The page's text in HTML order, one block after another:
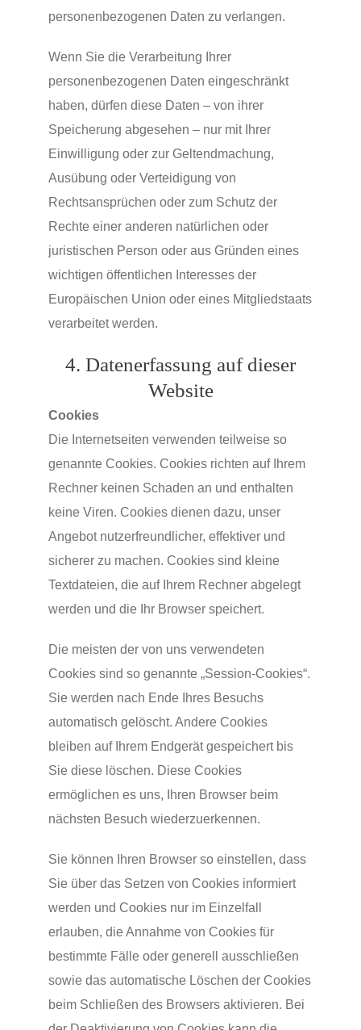
personenbezogenen Daten zu verlangen.
Wenn Sie die Verarbeitung Ihrer
personenbezogenen Daten eingeschränkt
haben, dürfen diese Daten – von ihrer
Speicherung abgesehen – nur mit Ihrer
Einwilligung oder zur Geltendmachung,
Ausübung oder Verteidigung von
Rechtsansprüchen oder zum Schutz der
Rechte einer anderen natürlichen oder
juristischen Person oder aus Gründen eines
wichtigen öffentlichen Interesses der
Europäischen Union oder eines Mitgliedstaats
verarbeitet werden.
4. Datenerfassung auf dieser
Website
Cookies
Die Internetseiten verwenden teilweise so
genannte Cookies. Cookies richten auf Ihrem
Rechner keinen Schaden an und enthalten
keine Viren. Cookies dienen dazu, unser
Angebot nutzerfreundlicher, effektiver und
sicherer zu machen. Cookies sind kleine
Textdateien, die auf Ihrem Rechner abgelegt
werden und die Ihr Browser speichert.
Die meisten der von uns verwendeten
Cookies sind so genannte „Session-Cookies“.
Sie werden nach Ende Ihres Besuchs
automatisch gelöscht. Andere Cookies
bleiben auf Ihrem Endgerät gespeichert bis
Sie diese löschen. Diese Cookies
ermöglichen es uns, Ihren Browser beim
nächsten Besuch wiederzuerkennen.
Sie können Ihren Browser so einstellen, dass
Sie über das Setzen von Cookies informiert
werden und Cookies nur im Einzelfall
erlauben, die Annahme von Cookies für
bestimmte Fälle oder generell ausschließen
sowie das automatische Löschen der Cookies
beim Schließen des Browsers aktivieren. Bei